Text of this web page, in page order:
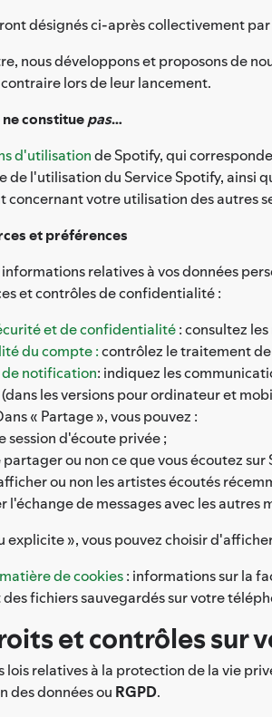
désignés ci-après collectivement par
nous développons et proposons de
lors de leur lancement.
constituepas…
d'utilisationde Spotify, qui
de l'utilisation du Service Spotify, ainsi
concernant votre utilisation des autres
et préférences
relatives à vos données
et contrôles de confidentialité :
et de confidentialité: consultez
du compte :contrôlez le traitement
notification: indiquez les
les versions pour ordinateur et
« Partage », vous pouvez :
session d'écoute privée ;
ou non ce que vous écoutez sur
ou non les artistes écoutés
l'échange de messages avec les autres
explicite », vous pouvez choisir
de cookies: informations sur la
fichiers sauvegardés sur votre
et contrôles sur
lois relatives à la protection de la vie
des données ou RGPD.